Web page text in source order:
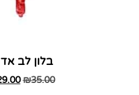
בלון לב
₪35.00